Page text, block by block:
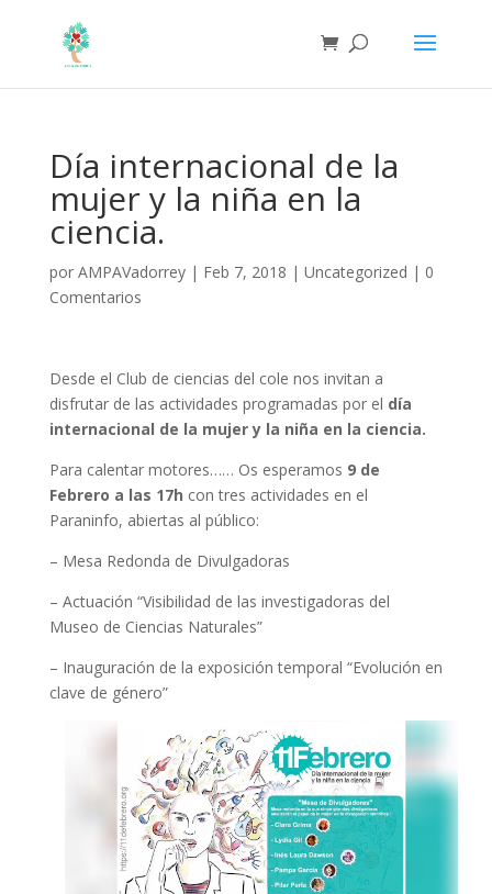
Día internacional de la
mujer y la niña en la
ciencia.
por AMPAVadorrey| Feb 7, 2018 | Uncategorized | 0
Comentarios
Desde el Club de ciencias del cole nos invitan a
disfrutar de las actividades programadas por el día
internacional de la mujer y la niña en la ciencia.
Para calentar motores…… Os esperamos 9 de
Febrero a las 17h con tres actividades en el
Paraninfo, abiertas al público:
– Mesa Redonda de Divulgadoras
– Actuación “Visibilidad de las investigadoras del
Museo de Ciencias Naturales”
– Inauguración de la exposición temporal “Evolución en
clave de género”